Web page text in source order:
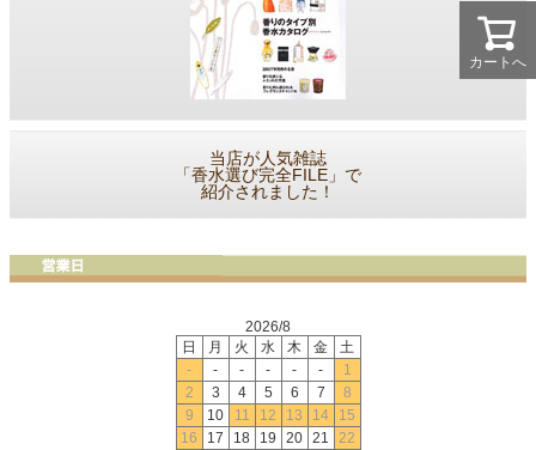
カートへ
当店が人気雑誌
「香水選び完全FILE」で
紹介されました！
2026/8
日
月 火 水 木 金
土
-
- - - - -
1
2
3 4 5 6 7
8
9
10 11 12 13 14
15
16
17 18 19 20 21 22